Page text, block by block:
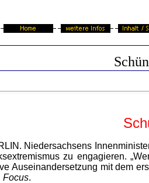
Niedersachsens
zu engagieren.
Auseinandersetzung mit dem
Focus.